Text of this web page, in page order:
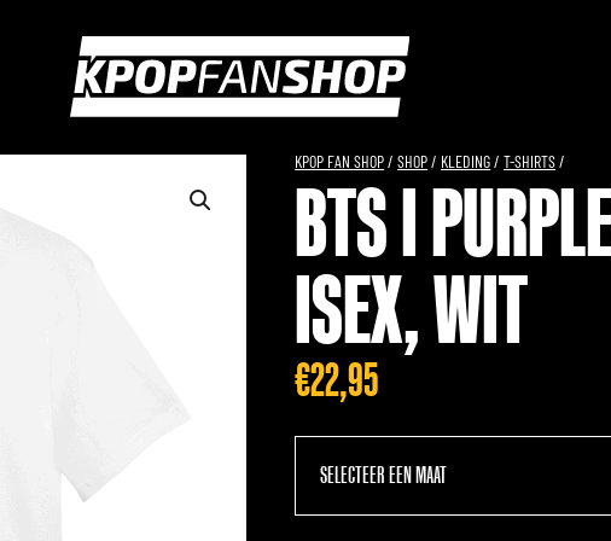
KPOP FAN SHOP /SHOP / KLEDING /T-SHIRTS /
BTS I
ISEX, WIT
€22,95